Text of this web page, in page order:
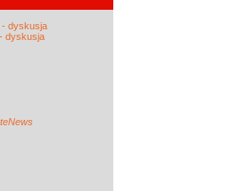
- dyskusja
dyskusja